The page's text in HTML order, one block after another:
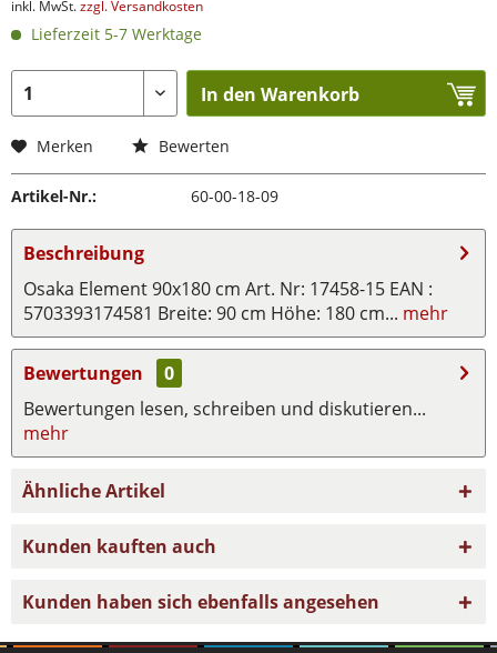
inkl. MwSt.zzgl. Versandkosten
Lieferzeit 5-7 Werktage
In den Warenkorb
Merken Bewerten
Artikel-Nr.: 60-00-18-09
Beschreibung
Osaka Element 90x180 cm Art. Nr: 17458-15 EAN :
5703393174581 Breite: 90 cm Höhe: 180 cm... mehr
Bewertungen
0
Bewertungen lesen, schreiben und diskutieren...
mehr
Ähnliche Artikel
Kunden kauften auch
Kunden haben sich ebenfalls angesehen